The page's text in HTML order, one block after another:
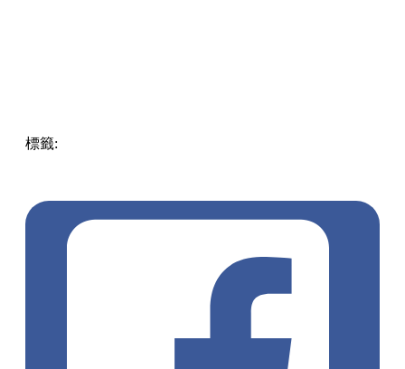
標籤: